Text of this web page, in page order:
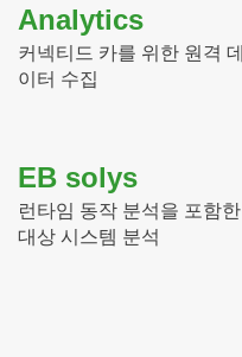
Analytics
커넥티드 카를 위한 원격 데
이터 수집
EB solys
런타임 동작 분석을 포함한
대상 시스템 분석